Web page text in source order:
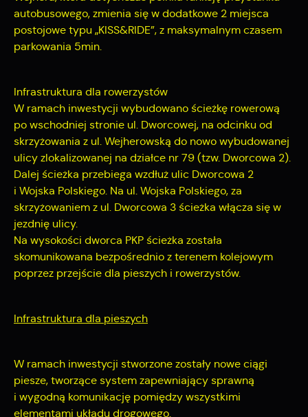
autobusowego, zmienia się w dodatkowe 2 miejsca
postojowe typu „KISS&RIDE”, z maksymalnym czasem
parkowania 5min.
Infrastruktura dla rowerzystów
W ramach inwestycji wybudowano ścieżkę rowerową
po wschodniej stronie ul. Dworcowej, na odcinku od
skrzyżowania z ul. Wejherowską do nowo wybudowanej
ulicy zlokalizowanej na działce nr 79 (tzw. Dworcowa 2).
Dalej ścieżka przebiega wzdłuż ulic Dworcowa 2
i Wojska Polskiego. Na ul. Wojska Polskiego, za
skrzyżowaniem z ul. Dworcowa 3 ścieżka włącza się w
jezdnię ulicy.
Na wysokości dworca PKP ścieżka została
skomunikowana bezpośrednio z terenem kolejowym
poprzez przejście dla pieszych i rowerzystów.
Infrastruktura dla pieszych
W ramach inwestycji stworzone zostały nowe ciągi
piesze, tworzące system zapewniający sprawną
i wygodną komunikację pomiędzy wszystkimi
elementami układu drogowego.